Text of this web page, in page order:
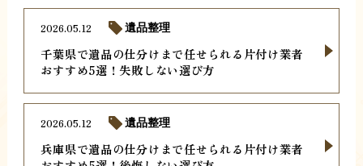
千葉県で遺品の仕分けまで任せられる片付け業者
おすすめ5選！失敗しない選び方
2026.05.12 遺品整理
兵庫県で遺品の仕分けまで任せられる片付け業者
2026.05.12 遺品整理